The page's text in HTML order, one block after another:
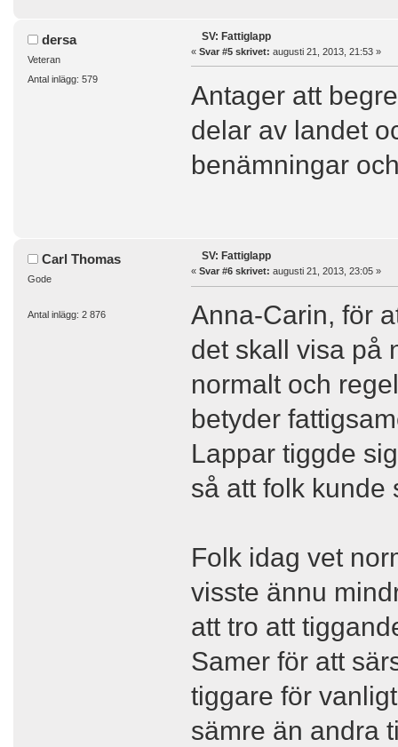
dersa
Veteran
Antal inlägg: 579
SV: Fattiglapp
« Svar #5 skrivet: augusti 21, 2013, 21:53 »
Antager att
delar av landet
benämningar
Carl Thomas
Gode
Antal inlägg: 2 876
SV: Fattiglapp
« Svar #6 skrivet: augusti 21, 2013, 23:05 »
Anna-Carin, för
det skall visa på
normalt och
betyder
Lappar tiggde
så att folk kunde
Folk idag vet
visste ännu
att tro att
Samer för att
tiggare för
sämre än andra